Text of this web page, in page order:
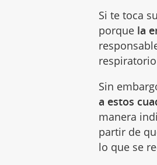
Si te toca
porque la
Sin
a estos
manera
partir de
lo que se